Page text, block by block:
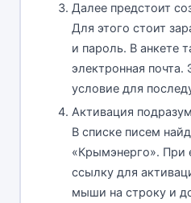
Далее предстоит
Для этого стоит
и пароль. В анкете
электронная почта.
условие для
Активация
В списке писем
«Крымэнерго». При
ссылку для
мыши на строку и